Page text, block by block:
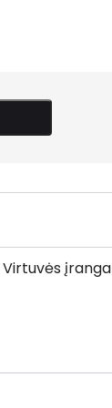
Virtuvės įranga